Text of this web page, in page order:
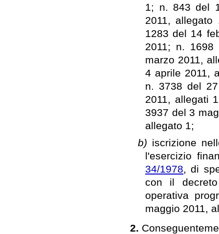
1; n. 843 del
2011,
1283 del 14
2011; n.
marzo 2011,
4 aprile 2011,
n. 3738 del
2011, allegati
3937 del 3
allegato 1;
b) iscrizione
l'esercizio
34/1978, di
con il
operativa
maggio 2011,
2.